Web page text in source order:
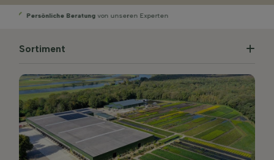
WählenSie Ihre Lieferwoche
Sortiment